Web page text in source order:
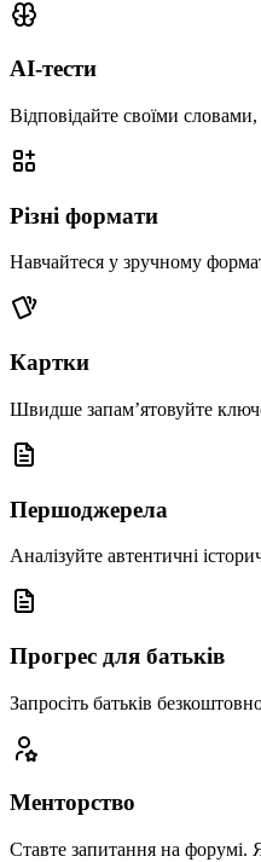
AI-тести
Відповідайте своїми
Різні формати
Навчайтеся у зручному
Картки
Швидше запам’ятовуйте
Першоджерела
Аналізуйте автентичні
Прогрес для батьків
Запросіть батьків
Менторство
Ставте запитання на форумі.